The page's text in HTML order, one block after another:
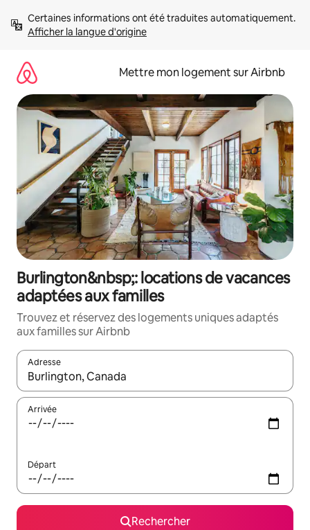
directement
Afficher la langue d'origine
Mettre mon logement sur Airbnb
Burlington&nbsp;: locations de vacances
adaptées aux familles
Trouvez et réservez des logements uniques adaptés
aux familles sur Airbnb
Adresse
Lorsque les résultats s'affichent, utilisez les flèches vers le
Arrivée
Départ
Rechercher